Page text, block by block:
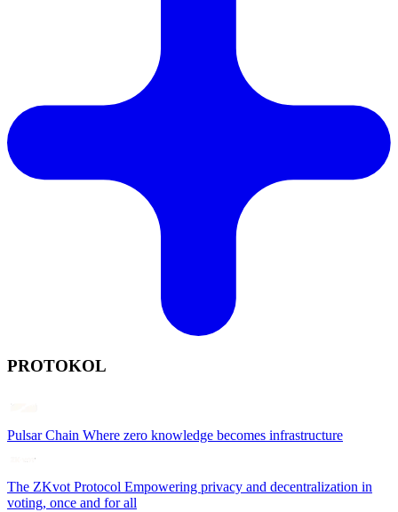
PROTOKOL
Pulsar Chain Where zero knowledge becomes infrastructure
The ZKvot Protocol Empowering privacy and decentralization in
voting, once and for all